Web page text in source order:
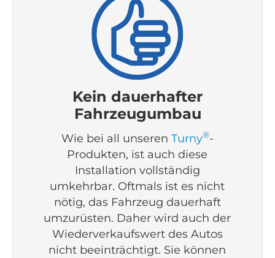
Kein dauerhafter
Fahrzeugumbau
Wie bei all unseren Turny®-
Produkten, ist auch diese
Installation vollständig
umkehrbar. Oftmals ist es nicht
nötig, das Fahrzeug dauerhaft
umzurüsten. Daher wird auch der
Wiederverkaufswert des Autos
nicht beeinträchtigt. Sie können